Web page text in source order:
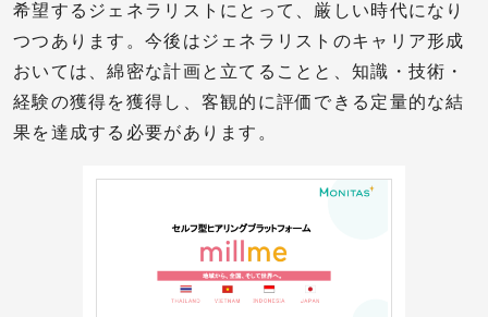
希望するジェネラリストにとって、厳しい時代になり
つつあります。今後はジェネラリストのキャリア形成
おいては、綿密な計画と立てることと、知識・技術・
経験の獲得を獲得し、客観的に評価できる定量的な結
果を達成する必要があります。